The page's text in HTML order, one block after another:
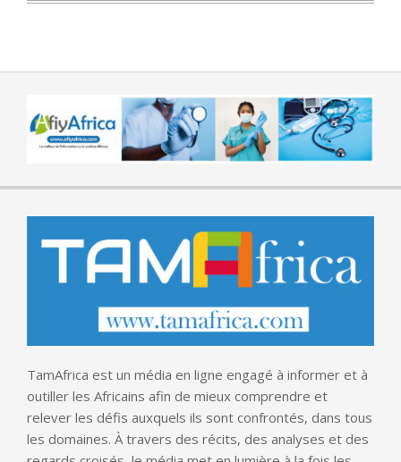
TamAfrica est un média en ligne engagé à informer et à
outiller les Africains afin de mieux comprendre et
relever les défis auxquels ils sont confrontés, dans tous
les domaines. À travers des récits, des analyses et des